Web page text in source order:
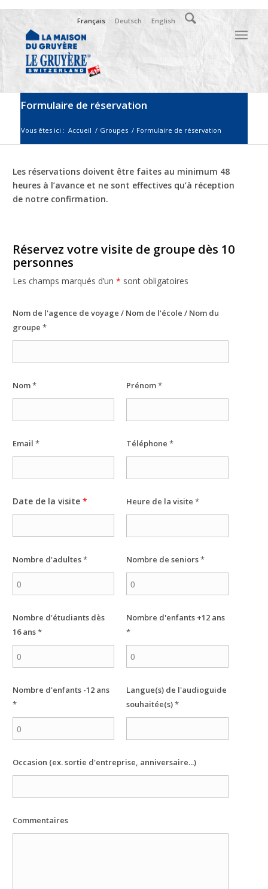
Français Deutsch English
Formulaire de réservation
Vous êtes ici : Accueil / Groupes / Formulaire de réservation
Les réservations doivent être faites au minimum 48
heures à l’avance et ne sont effectives qu’à réception
de notre confirmation.
Réservez votre visite de groupe dès 10
personnes
Les champs marqués d’un * sont obligatoires
Nom de l'agence de voyage / Nom de l'école / Nom du
groupe *
Nom* Prénom*
Email * Téléphone*
Date de la visite * Heure de la visite*
Nombre d'adultes* Nombre de seniors*
Nombre d'étudiants dès
16 ans*
Nombre d'enfants +12 ans
*
Nombre d'enfants -12 ans
*
Langue(s) de l'audioguide
souhaitée(s)*
Occasion (ex. sortie d'entreprise, anniversaire...)
Commentaires
sont pas
sont
fonctionnement
puissions
améliorer la
site Web, en
fonction de la
site Web est
site Web
possible lors
cookies,
certaines
fonctionnalités
du site Web.
Marketing
lorsque vous